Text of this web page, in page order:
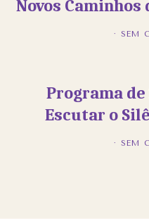
Novos
· SEM
Programa de
Escutar o
· SEM